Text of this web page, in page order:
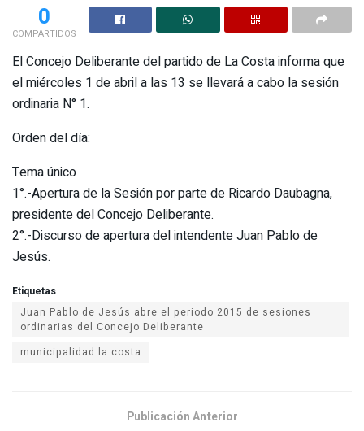
0
COMPARTIDOS
El Concejo Deliberante del partido de La Costa informa que
el miércoles 1 de abril a las 13 se llevará a cabo la sesión
ordinaria N° 1.
Orden del día:
Tema único
1°.-Apertura de la Sesión por parte de Ricardo Daubagna,
presidente del Concejo Deliberante.
2°.-Discurso de apertura del intendente Juan Pablo de
Jesús.
Etiquetas
Juan Pablo de Jesús abre el periodo 2015 de sesiones
municipalidad la costa
Publicación Anterior